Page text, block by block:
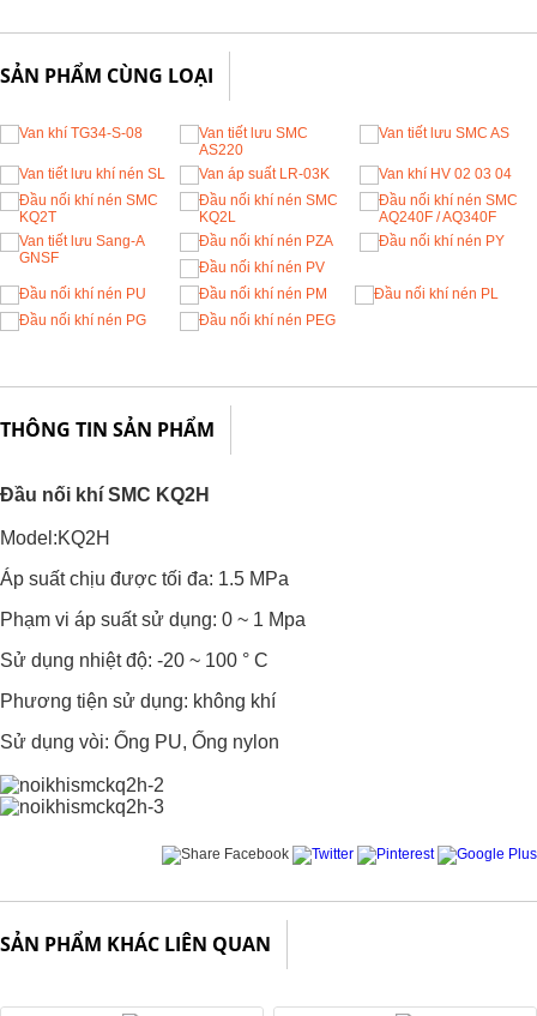
SẢN PHẨM CÙNG LOẠI
THÔNG TIN SẢN PHẨM
Đầu nối khí SMC KQ2H
Model:KQ2H
Áp suất chịu được tối đa: 1.5 MPa
Phạm vi áp suất sử dụng: 0 ~ 1 Mpa
Sử dụng nhiệt độ: -20 ~ 100 ° C
Phương tiện sử dụng: không khí
Sử dụng vòi: Ống PU, Ống nylon
SẢN PHẨM KHÁC LIÊN QUAN